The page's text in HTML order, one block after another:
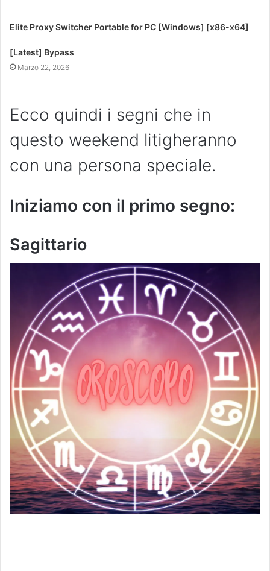
Elite Proxy Switcher Portable for PC [Windows] [x86-x64]
[Latest] Bypass
Marzo 22, 2026
Ecco quindi i segni che in
questo weekend litigheranno
con una persona speciale.
Iniziamo con il primo segno:
Sagittario